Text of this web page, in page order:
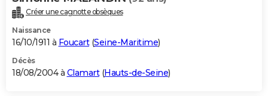
Créer une cagnotte obsèques
Naissance
16/10/1911 à Foucart(Seine-Maritime)
Décès
18/08/2004 à Clamart(Hauts-de-Seine)